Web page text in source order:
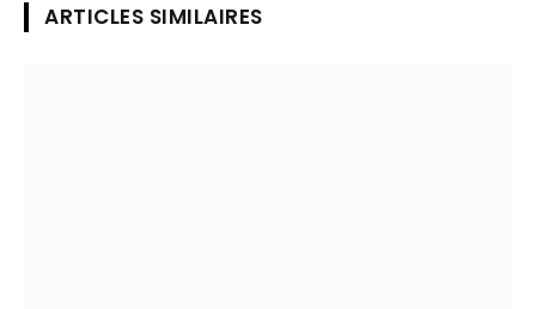
ARTICLES SIMILAIRES